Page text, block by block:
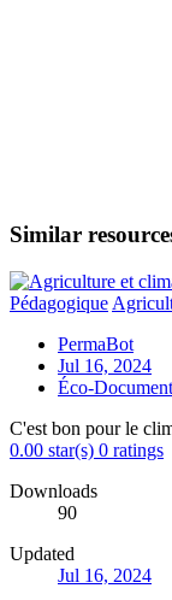
Similar
Pédagogique
PermaBot
Jul 16, 2024
Éco-
C'est bon pour le
0.00 star(s) 0 ratings
Downloads
90
Updated
Jul 16, 2024